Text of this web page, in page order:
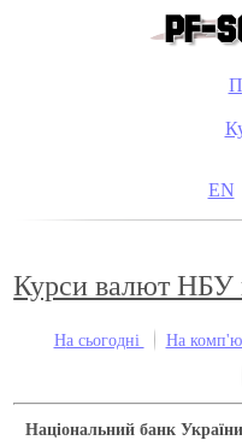
EN
Курси валют НБУ
На сьогодні На
Національний банк України